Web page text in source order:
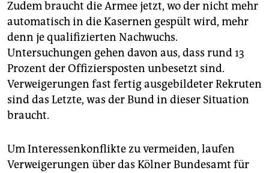
Zudem braucht die Armee jetzt, wo der nicht mehr
automatisch in die Kasernen gespült wird, mehr
denn je qualifizierten Nachwuchs.
Untersuchungen gehen davon aus, dass rund 13
Prozent der Offiziersposten unbesetzt sind.
Verweigerungen fast fertig ausgebildeter Rekruten
sind das Letzte, was der Bund in dieser Situation
braucht.
Um Interessenkonflikte zu vermeiden, laufen
Verweigerungen über das Kölner Bundesamt für